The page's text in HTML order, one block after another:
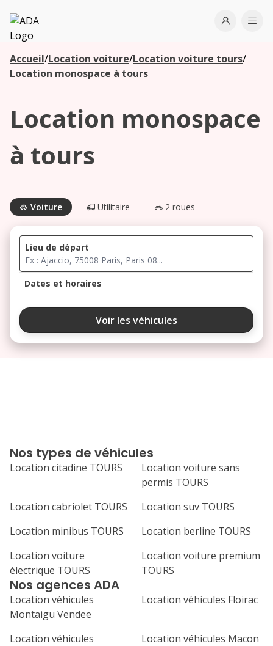
ADA
Open
Accueil/Location voiture/Location voiture tours/
Location monospace à tours
Location monospace
à tours
Voiture Utilitaire 2 roues
Lieu de départ
Dates et horaires
août 2026
ma me
24 25 26
septembre 2026
7 9
14 16 17 18
Voir les véhicules
Nos agences ADA
Location véhicules
Montaigu Vendee
Location véhicules Floirac
Location véhicules
Location véhicules Macon
Nos types de véhicules
Location citadine TOURS
Location voiture sans
permis TOURS
Location cabriolet TOURS
Location suv TOURS
Location minibus TOURS
Location berline TOURS
Location voiture
électrique TOURS
Location voiture premium
TOURS
Les
agences à
Commencez
votre
agences à
proximité